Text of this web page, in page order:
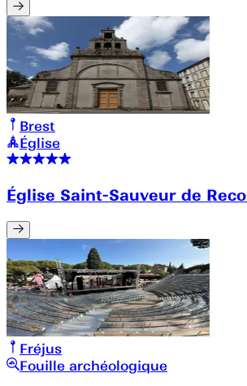
Brest
Église
Église Saint-Sauveur de
Fréjus
Fouille archéologique